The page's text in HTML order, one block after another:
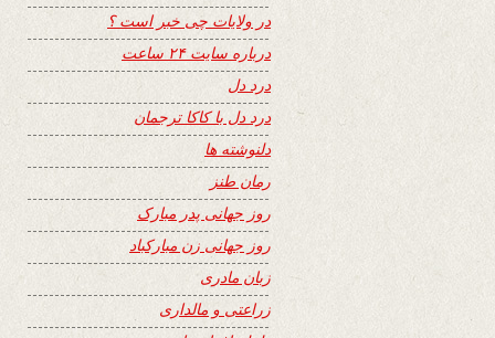
در ولایات چی خبر است ؟
درباره سایت ۲۴ ساعت
درد دل
درد دل با کاکا ترجمان
دلنوشته ها
رمان طنز
روز جهانی پدر مبارک
روز جهانی زن مبارکباد
زبان مادری
زراعتی و مالداری